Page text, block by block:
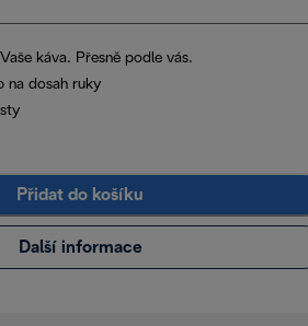
káva. Přesně podle vás.
na dosah ruky
Přidat do košíku
Další informace